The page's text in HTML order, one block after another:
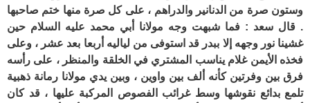
وستون صرة من الدنانير والدراهم ، على كل صرة منها ختم صاحبها
. قال سعد : فما شبهت وجه مولانا أبي محمد عليه السلام حين
غشينا نور وجهه إلا ببدر قد استوفى من لياليه أربعا بعد عشر ، وعلى
فخذه الأيمن غلام يناسب المشتري في الخلقة والمنظر ، على رأسه
فرق بين وفرتين كأنه ألف بين واوين ، وبين يدي مولانا رمانة ذهبية
تلمع بدائع نقوشها وسط غرائب الفصوص المركبة عليها ، قد كان